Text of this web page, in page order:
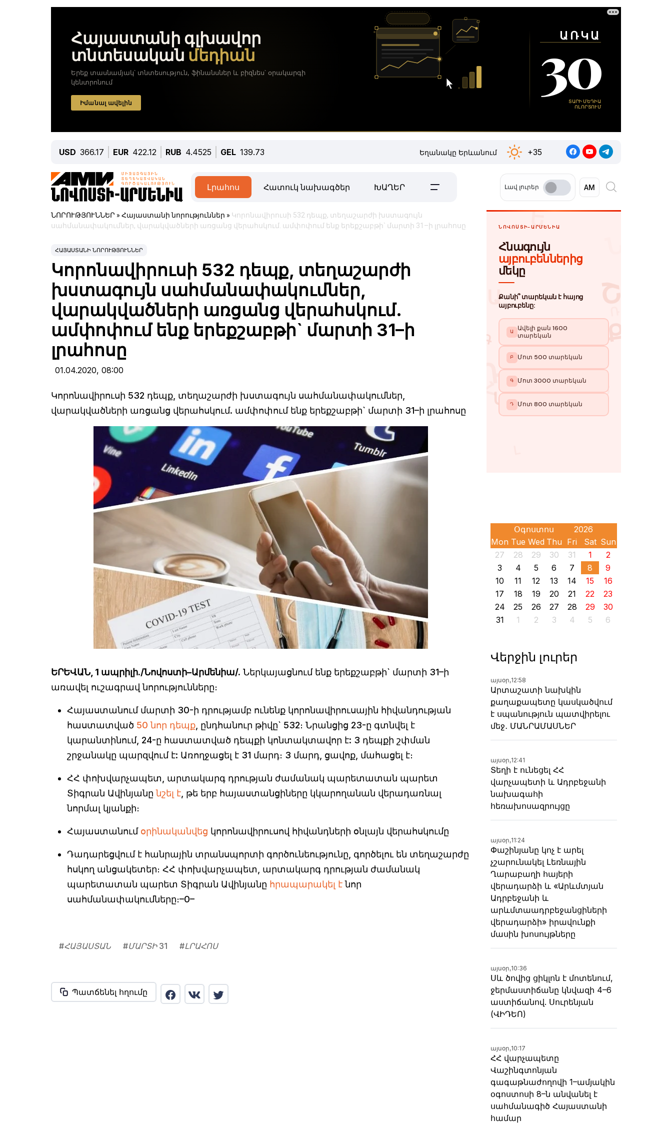
USD 366.17 EUR 422.12 RUB 4.4525 GEL 139.73 Եղանակը Երևանում +35
Լրահոս Հատուկ նախագծեր ԽԱՂԵՐ Լավ լուրեր
ՆՈՐՈՒԹՅՈՒՆՆԵՐ » Հայաստանի նորություններ » Կորոնավիրուսի 532 դեպք, տեղաշարժի խստագույն
սահմանափակումներ, վարակվածների առցանց վերահսկում. ամփոփում ենք երեքշաբթի` մարտի 31–ի լրահոսը
ՀԱՅԱՍՏԱՆԻ ՆՈՐՈՒԹՅՈՒՆՆԵՐ
Կորոնավիրուսի 532 դեպք, տեղաշարժի
խստագույն սահմանափակումներ,
վարակվածների առցանց վերահսկում.
ամփոփում ենք երեքշաբթի` մարտի 31–ի
լրահոսը
01.04.2020, 08:00
Կորոնավիրուսի 532 դեպք, տեղաշարժի խստագույն սահմանափակումներ,
վարակվածների առցանց վերահսկում. ամփոփում ենք երեքշաբթի` մարտի 31–ի լրահոսը
ԵՐԵՎԱՆ, 1 ապրիլի./Նովոստի–Արմենիա/. Ներկայացնում ենք երեքշաբթի` մարտի 31–ի
առավել ուշագրավ նորությունները։
Հայաստանում մարտի 30-ի դրությամբ ունենք կորոնավիրուսային հիվանդության
հաստատված 50 նոր դեպք, ընդհանուր թիվը` 532։ Նրանցից 23-ը գտնվել է
կարանտինում, 24-ը հաստատված դեպքի կոնտակտավոր է: 3 դեպքի շփման
շրջանակը պարզվում է: Առողջացել է 31 մարդ։ 3 մարդ, ցավոք, մահացել է։
ՀՀ փոխվարչապետ, արտակարգ դրության ժամանակ պարետատան պարետ
Տիգրան Ավինյանընշել է, թե երբ հայաստանցիները կկարողանան վերադառնալ
նորմալ կյանքի։
Հայաստանում օրինականվեց կորոնավիրուսով հիվանդների օնլայն վերահսկումը
Դադարեցվում է հանրային տրանսպորտի գործունեությունը, գործելու են տեղաշարժը
հսկող անցակետեր։ ՀՀ փոխվարչապետ, արտակարգ դրության ժամանակ
պարետատան պարետ Տիգրան Ավինյանը հրապարակել էնոր
սահմանափակումները։–0–
#ՀԱՅԱՍՏԱՆ #ՄԱՐՏԻ 31 #ԼՐԱՀՈՍ
Պատճենել հղումը
Mon Tue Wed Thu Fri Sat Sun
27
28 29 30 31 1
2
3
4 5 6 7 8
9
10
11 12 13 14 15
16
17
18 19 20 21 22
23
24
25 26 27 28 29
30
31
1 2 3 4 5 6
Վերջին լուրեր
այսօր,12:58
Արտաշատի նախկին
քաղաքապետը կասկածվում
է սպանություն պատվիրելու
մեջ․ ՄԱՆՐԱՄԱՍՆԵՐ
այսօր,12:41
Տեղի է ունեցել ՀՀ
վարչապետի և Ադրբեջանի
նախագահի
հեռախոսազրույցը
այսօր,11:24
Փաշինյանը կոչ է արել
չշարունակել Լեռնային
Ղարաբաղի հայերի
վերադարձի և «Արևմտյան
Ադրբեջանի և
արևմտաադրբեջանցիների
վերադարձի» իրավունքի
մասին խոսույթները
այսօր,10:36
Սև ծովից ցիկլոն է մոտենում,
ջերմաստիճանը կնվազի 4–6
աստիճանով. Սուրենյան
(ՎԻԴԵՈ)
այսօր,10:17
ՀՀ վարչապետը
Վաշինգտոնյան
գագաթնաժողովի 1–ամյակին
օգոստոսի 8–ն անվանել է
սահմանագիծ Հայաստանի
համար